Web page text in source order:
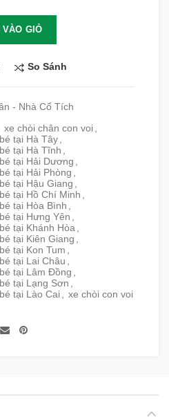
VÀO GIỎ
So Sánh
- Nhà Cổ Tích
xe chòi chân con voi
tại Hà Tây
tại Hà Tĩnh
tại Hải Dương
tại Hải Phòng
tại Hậu Giang
tại Hồ Chí Minh
tại Hòa Bình
tại Hưng Yên
tại Khánh Hòa
tại Kiên Giang
tại Kon Tum
tại Lai Châu
tại Lâm Đồng
tại Lạng Sơn
tại Lào Cai
xe chòi con voi